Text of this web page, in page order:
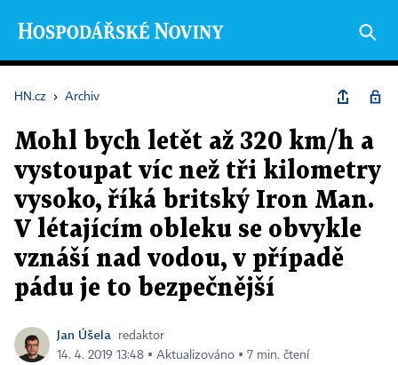
HN.cz › Archiv
Mohl bych letět až 320 km/h a
vystoupat víc než tři kilometry
vysoko, říká britský Iron Man.
V létajícím obleku se obvykle
vznáší nad vodou, v případě
pádu je to bezpečnější
Jan Úšela
redaktor
14. 4. 2019 13:48 ▪ Aktualizováno ▪ 7 min. čtení